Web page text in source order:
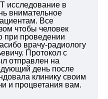
исследование в
внимательное
Все
чтобы человек
при проведении
врачу-радиологу
Протокол с
отправлен на
день после
клинику своим
и процветания вам.